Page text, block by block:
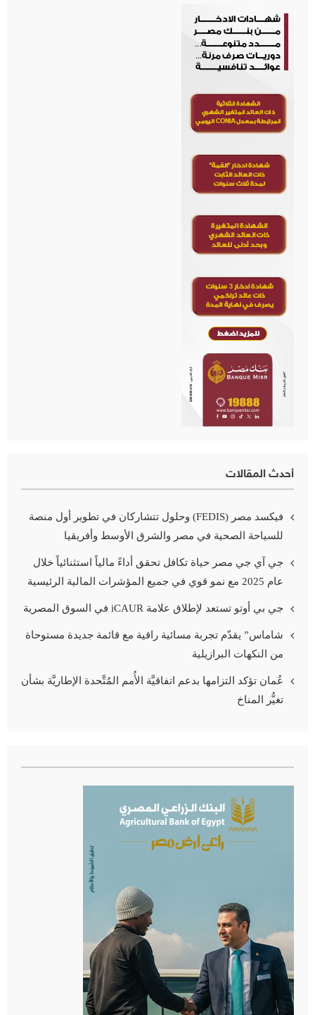
أحدث المقالات
فيكسد مصر (FEDIS) وحلول تتشاركان في تطوير أول منصة
للسياحة الصحية في مصر والشرق الأوسط وأفريقيا
جي آي جي مصر حياة تكافل تحقق أداءً مالياً استثنائياً خلال
عام 2025 مع نمو قوي في جميع المؤشرات المالية الرئيسية
جي بي أوتو تستعد لإطلاق علامة iCAUR في السوق المصرية
شاماس” يقدّم تجربة مسائية راقية مع قائمة جديدة مستوحاة
من النكهات البرازيلية
عُمان تؤكد التزامها بدعم اتفاقيَّة الأُمم المُتَّحدة الإطاريَّة بشأن
تغيُّر المناخ